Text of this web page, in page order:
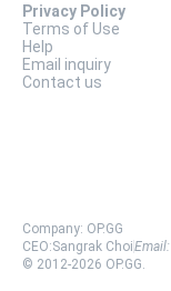
Privacy Policy
Terms of Use
Help
Email inquiry
Contact us
Company: OP.GG
CEO:Sangrak ChoiEmail:
© 2012-2026 OP.GG.